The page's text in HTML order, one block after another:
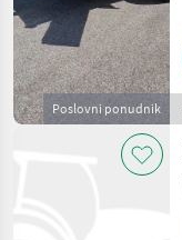
Poslovni ponudnik